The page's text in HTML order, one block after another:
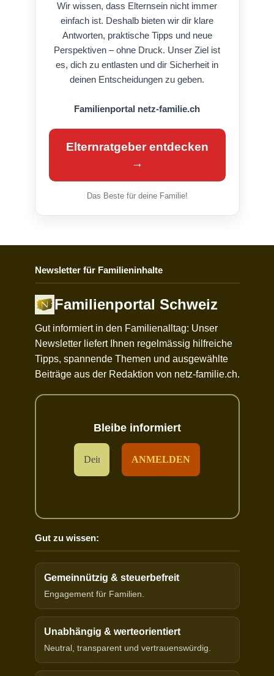
Wir wissen, dass Elternsein nicht immer
einfach ist. Deshalb bieten wir dir klare
Antworten, praktische Tipps und neue
Perspektiven – ohne Druck. Unser Ziel ist
es, dich zu entlasten und dir Sicherheit in
deinen Entscheidungen zu geben.
Familienportal netz-familie.ch
Elternratgeber entdecken
→
Das Beste für deine Familie!
Newsletter für Familieninhalte
Familienportal Schweiz
Gut informiert in den Familienalltag: Unser
Newsletter liefert Ihnen regelmässig hilfreiche
Tipps, spannende Themen und ausgewählte
Beiträge aus der Redaktion von netz-familie.ch.
Bleibe informiert
Gut zu wissen:
Gemeinnützig & steuerbefreit
Engagement für Familien.
Unabhängig & werteorientiert
Neutral, transparent und vertrauenswürdig.